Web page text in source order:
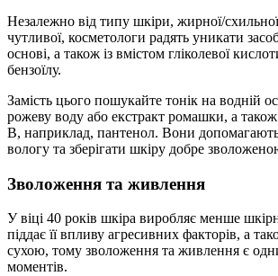
Незалежно від типу шкіри, жирної/
чутливої, косметологи радять уникати
основі, а також із вмістом гліколевої
бензоїлу.
Замість цього пошукайте тонік на водній
рожеву воду або екстракт ромашки, а також
B, наприклад, пантенол. Вони
вологу та зберігати шкіру добре
Зволоження та живлення
У віці 40 років шкіра виробляє менше
піддає її впливу агресивних факторів, а
сухою, тому зволоження та живлення є
моментів.